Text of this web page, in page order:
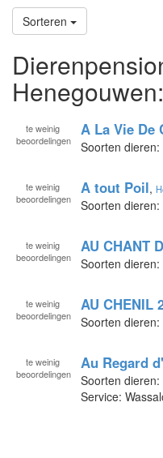
Sorteren
Henegouwen:
te weinig
beoordelingen
A La Vie De
Soorten
te weinig
beoordelingen
A tout Poil,
Soorten
te weinig
beoordelingen
AU CHANT
Soorten
te weinig
beoordelingen
AU CHENIL
Soorten
te weinig
beoordelingen
Au Regard
Soorten
Service: